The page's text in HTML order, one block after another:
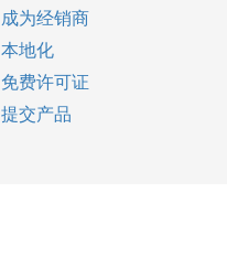
成为经销商
本地化
免费许可证
提交产品